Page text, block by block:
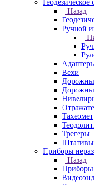
Геодезическое
Назад
Ручной
Вехи
Трегеры
Штативы
Приборы
Назад
Приборы